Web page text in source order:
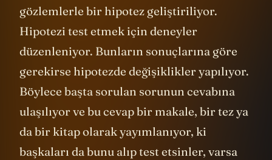
gözlemlerle bir hipotez geliştiriliyor.
Hipotezi test etmek için deneyler
düzenleniyor. Bunların sonuçlarına göre
gerekirse hipotezde değişiklikler yapılıyor.
Böylece başta sorulan sorunun cevabına
ulaşılıyor ve bu cevap bir makale, bir tez ya
da bir kitap olarak yayımlanıyor, ki
başkaları da bunu alıp test etsinler, varsa